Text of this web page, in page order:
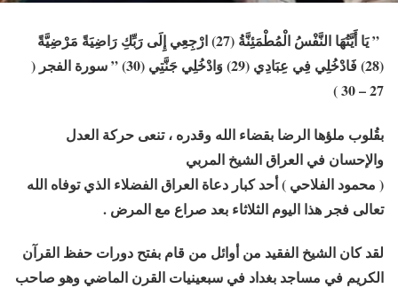
”يَا أَيَّتُهَا النَّفْسُ الْمُطْمَئِنَّةُ (27)
ارْجِعِي إِلَى رَبِّكِ رَاضِيَةً مَرْضِيَّةً
(28)
فَادْخُلِي فِي عِبَادِي (29) وَادْخُلِي جَنَّتِي (30)
”سورة الفجر (
27 – 30 )
بقُلوب ملؤها الرضا بقضاء الله وقدره ، تنعى حركة العدل
والإحسان في العراق الشيخ المربي
( محمود الفلاحي ) أحد كبار دعاة العراق الفضلاء الذي توفاه الله
تعالى فجر هذا اليوم الثلاثاء بعد صراع مع المرض .
لقد كان الشيخ الفقيد من أوائل من قام بفتح دورات حفظ القرآن
الكريم في مساجد بغداد في سبعينيات القرن الماضي وهو صاحب